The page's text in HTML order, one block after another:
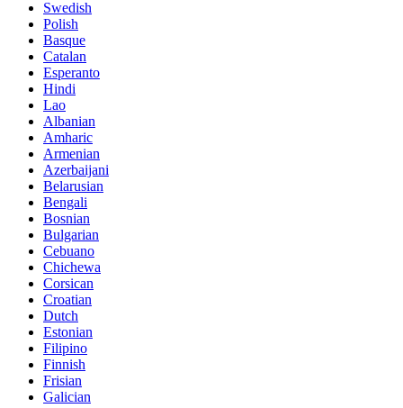
Swedish
Polish
Basque
Catalan
Esperanto
Hindi
Lao
Albanian
Amharic
Armenian
Azerbaijani
Belarusian
Bengali
Bosnian
Bulgarian
Cebuano
Chichewa
Corsican
Croatian
Dutch
Estonian
Filipino
Finnish
Frisian
Galician